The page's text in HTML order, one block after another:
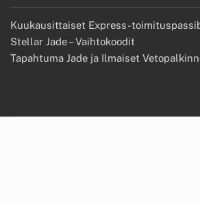
Kuukausittaiset Express-
Stellar Jade – Vaihtokoodit
Tapahtuma Jade ja Ilmaiset